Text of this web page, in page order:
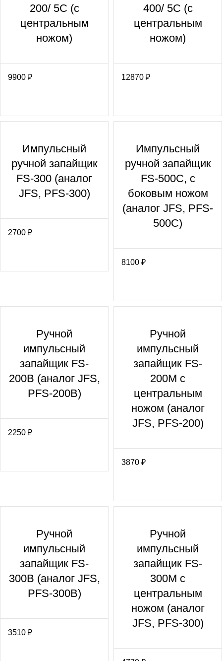
200/ 5С (с
центральным
ножом)
9900 ₽
400/ 5С (с
центральным
ножом)
12870 ₽
Импульсный
ручной запайщик
FS-300 (аналог
JFS, PFS-300)
2700 ₽
Импульсный
ручной запайщик
FS-500С, с
боковым ножом
(аналог JFS, PFS-
500С)
8100 ₽
Ручной
импульсный
запайщик FS-
200В (аналог JFS,
PFS-200В)
2250 ₽
Ручной
импульсный
запайщик FS-
200М с
центральным
ножом (аналог
JFS, PFS-200)
3870 ₽
Ручной
импульсный
запайщик FS-
300В (аналог JFS,
PFS-300В)
3510 ₽
Ручной
импульсный
запайщик FS-
300М с
центральным
ножом (аналог
JFS, PFS-300)